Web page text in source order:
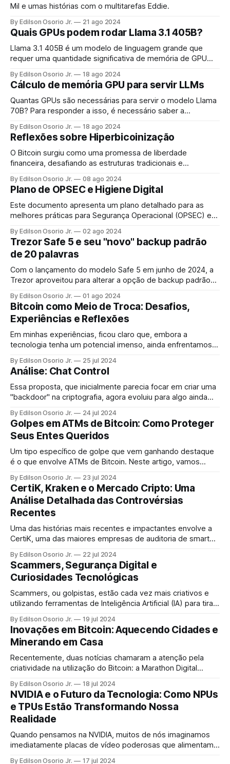
Mil e umas histórias com o multitarefas Eddie.
By Edilson Osorio Jr. 21 ago 2024
Quais GPUs podem rodar Llama 3.1 405B?
Llama 3.1 405B é um modelo de linguagem grande que
requer uma quantidade significativa de memória de GPU
GPU para rodar o Llama 3.1 405B.
By Edilson Osorio Jr. 18 ago 2024
Cálculo de memória GPU para servir LLMs
Quantas GPUs são necessárias para servir o modelo Llama
70B? Para responder a isso, é necessário saber a
linguagem.
By Edilson Osorio Jr. 18 ago 2024
Reflexões sobre Hiperbicoinização
O Bitcoin surgiu como uma promessa de liberdade
financeira, desafiando as estruturas tradicionais e
Desde sua criação, muitos entusiastas acreditaram no
potencial revolucionário dessa criptomoeda.
By Edilson Osorio Jr. 08 ago 2024
Plano de OPSEC e Higiene Digital
Este documento apresenta um plano detalhado para as
melhores práticas para Segurança Operacional (OPSEC) e
segurança de criptomoedas. É projetado para usuários de
todos os níveis de experiência e inclui estratégias básicas
e avançadas.
By Edilson Osorio Jr. 02 ago 2024
Trezor Safe 5 e seu "novo" backup padrão
de 20 palavras
Com o lançamento do modelo Safe 5 em junho de 2024, a
Trezor aproveitou para alterar a opção de backup padrão
20 palavras. As opções de 12 ou 24 palavras (BIP39)
continuam existindo. Por Fapito.
By Edilson Osorio Jr. 01 ago 2024
Bitcoin como Meio de Troca: Desafios,
Experiências e Reflexões
Em minhas experiências, ficou claro que, embora a
tecnologia tenha um potencial imenso, ainda enfrentamos
explorar essas nuances com base em algumas histórias e
reflexões pessoais.
By Edilson Osorio Jr. 25 jul 2024
Análise: Chat Control
Essa proposta, que inicialmente parecia focar em criar uma
"backdoor" na criptografia, agora evoluiu para algo ainda
sejam criptografadas e enviadas.
By Edilson Osorio Jr. 24 jul 2024
Golpes em ATMs de Bitcoin: Como Proteger
Seus Entes Queridos
Um tipo específico de golpe que vem ganhando destaque
é o que envolve ATMs de Bitcoin. Neste artigo, vamos
importante, como proteger seus entes queridos
By Edilson Osorio Jr. 23 jul 2024
CertiK, Kraken e o Mercado Cripto: Uma
Análise Detalhada das Controvérsias
Recentes
Uma das histórias mais recentes e impactantes envolve a
CertiK, uma das maiores empresas de auditoria de smart
criptomoedas do mundo.
By Edilson Osorio Jr. 22 jul 2024
Scammers, Segurança Digital e
Curiosidades Tecnológicas
Scammers, ou golpistas, estão cada vez mais criativos e
utilizando ferramentas de Inteligência Artificial (IA) para tirar
By Edilson Osorio Jr. 19 jul 2024
Inovações em Bitcoin: Aquecendo Cidades e
Minerando em Casa
Recentemente, duas notícias chamaram a atenção pela
criatividade na utilização do Bitcoin: a Marathon Digital
aquecer uma cidade na Finlândia e a comercialização de um
aquecedor doméstico que também minera Bitcoin.
By Edilson Osorio Jr. 18 jul 2024
NVIDIA e o Futuro da Tecnologia: Como NPUs
e TPUs Estão Transformando Nossa
Realidade
Quando pensamos na NVIDIA, muitos de nós imaginamos
imediatamente placas de vídeo poderosas que alimentam
By Edilson Osorio Jr. 17 jul 2024